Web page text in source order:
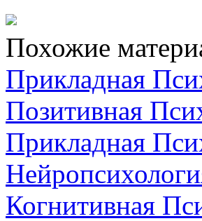
Похожие
Прикладная
Позитивная
Прикладная
Когнитивная